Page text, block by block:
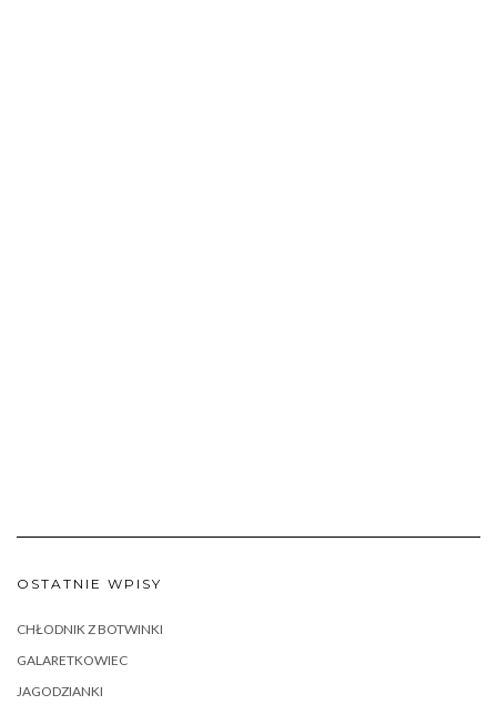
OSTATNIE WPISY
CHŁODNIK Z BOTWINKI
GALARETKOWIEC
JAGODZIANKI